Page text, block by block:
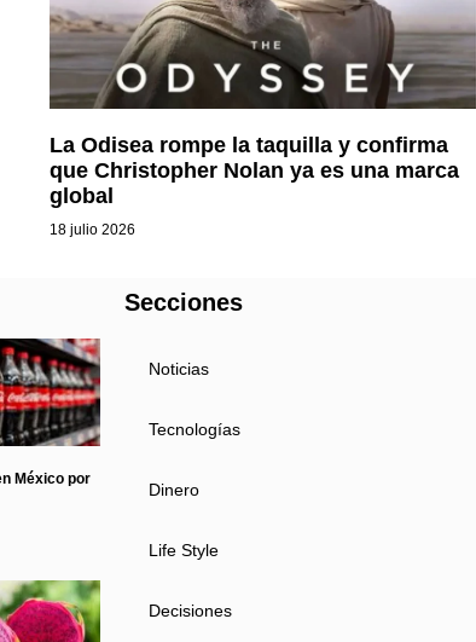
La Odisea rompe la taquilla y confirma
que Christopher Nolan ya es una marca
global
18 julio 2026
México por
Secciones
Noticias
Tecnologías
Dinero
Life Style
Decisiones